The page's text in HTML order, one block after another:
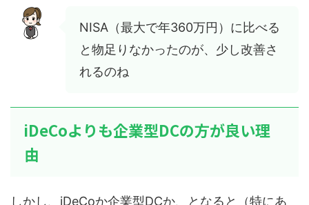
NISA（最大で年360万円）に比べる
と物足りなかったのが、少し改善さ
れるのね
iDeCoよりも企業型DCの方が良い理
由
しかし、iDeCoか企業型DCか、となると（特にあ